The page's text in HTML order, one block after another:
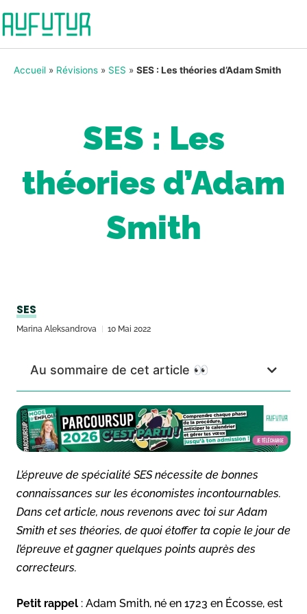
Accueil » Révisions » SES » SES : Les théories d’Adam Smith
SES : Les
théories d’Adam
Smith
SES
Marina Aleksandrova 10 Mai 2022
Au sommaire de cet article 👀
L’épreuve de spécialité SES nécessite de bonnes
connaissances sur les économistes incontournables.
Dans cet article, nous revenons avec toi sur Adam
Smith et ses théories, de quoi étoffer ta copie le jour de
l’épreuve et gagner quelques points auprès des
correcteurs.
Petit rappel : Adam Smith, né en 1723 en Écosse, est